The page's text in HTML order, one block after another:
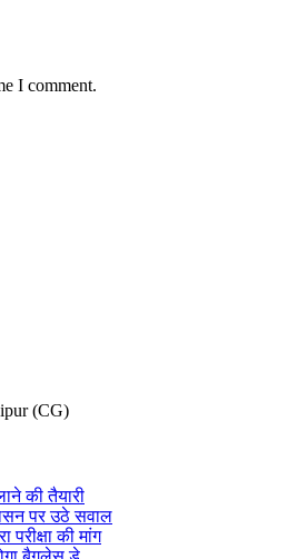
I comment.
(CG)
की तैयारी
पर उठे सवाल
परीक्षा की मांग